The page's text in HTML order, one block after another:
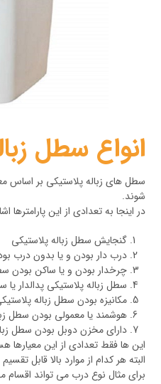
انواع سطل
سطل های زباله پلاستیکی بر اساس
شوند.
در اینجا به تعدادی از این پارامترها
گنجایش سطل زباله پلاستیکی
درب دار بودن و یا بدون درب
چرخدار بودن و یا ساکن بودن
سطل زباله پلاستیکی پدالدار یا
مکانیزه بودن سطل زباله
هوشمند یا معمولی بودن سطل
دارای مخزن دوبل بودن سطل
این ها فقط تعدادی از این معیارها
البته هر کدام از موارد بالا قابل
برای مثال نوع درب می تواند اقسام